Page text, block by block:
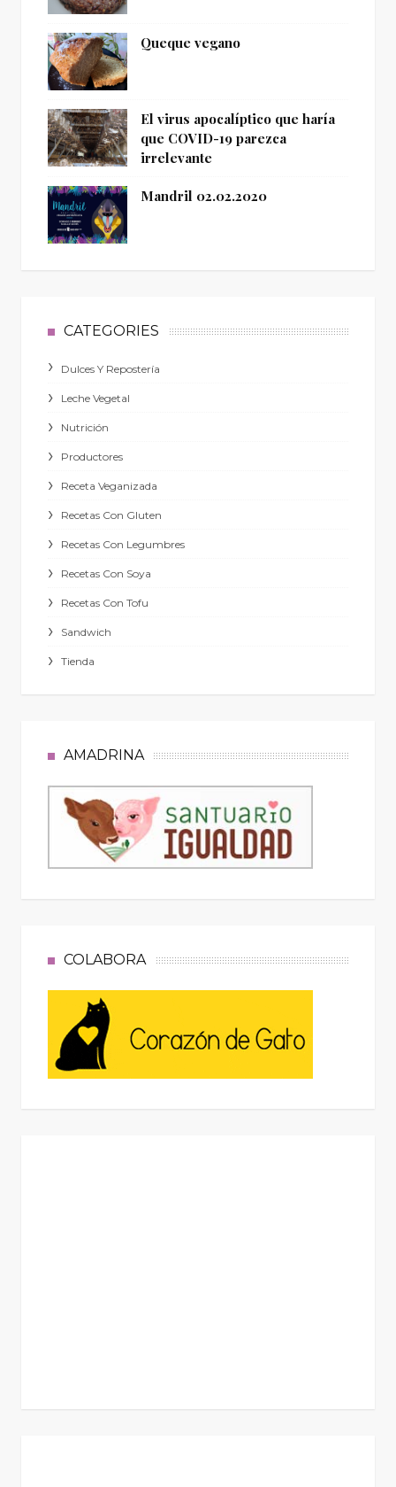
Queque vegano
El virus apocalíptico que haría
que COVID-19 parezca
irrelevante
Mandril 02.02.2020
CATEGORIES
Dulces Y Repostería
Leche Vegetal
Nutrición
Productores
Receta Veganizada
Recetas Con Gluten
Recetas Con Legumbres
Recetas Con Soya
Recetas Con Tofu
Sandwich
Tienda
AMADRINA
COLABORA